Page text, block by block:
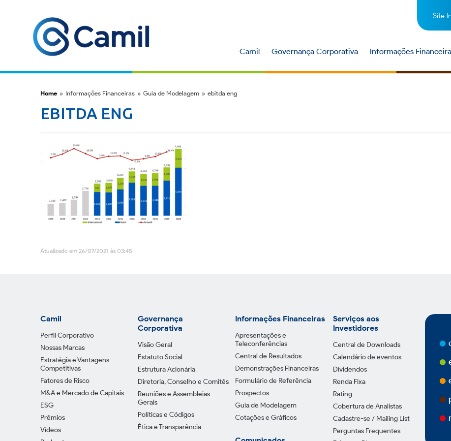
Site
Camil Governança Corporativa Informações
Home » Informações Financeiras » Guia de Modelagem » ebitda eng
EBITDA ENG
Atualizado em 26/07/2021 às 03:45
Camil
Perfil Corporativo
Nossas Marcas
Estratégia e Vantagens
Competitivas
Fatores de Risco
M&A e Mercado de Capitais
ESG
Prêmios
Vídeos
Governança
Corporativa
Visão Geral
Estatuto Social
Estrutura Acionária
Diretoria, Conselho e Comitês
Reuniões e Assembleias
Gerais
Políticas e Códigos
Ética e Transparência
Informações Financeiras
Apresentações e
Teleconferências
Central de Resultados
Demonstrações Financeiras
Formulário de Referência
Prospectos
Guia de Modelagem
Cotações e Gráficos
Serviços aos
Investidores
Central de Downloads
Calendário de eventos
Dividendos
Renda Fixa
Rating
Cobertura de Analistas
Cadastre-se / Mailing List
Perguntas Frequentes